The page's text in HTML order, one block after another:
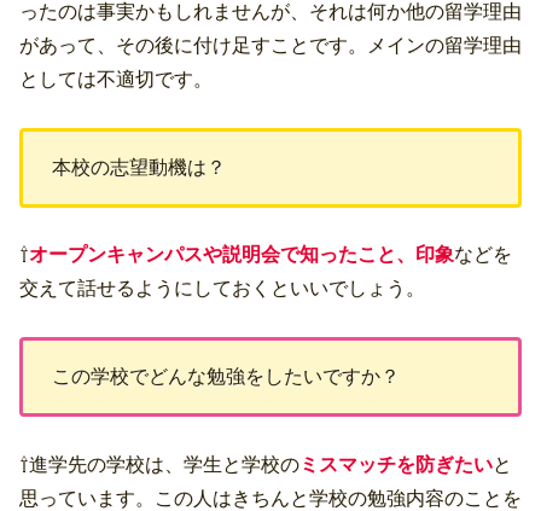
ったのは事実かもしれませんが、それは何か他の留学理由
があって、その後に付け足すことです。メインの留学理由
としては不適切です。
本校の志望動機は？
⇧オープンキャンパスや説明会で知ったこと、印象などを
交えて話せるようにしておくといいでしょう。
この学校でどんな勉強をしたいですか？
⇧進学先の学校は、学生と学校のミスマッチを防ぎたいと
思っています。この人はきちんと学校の勉強内容のことを